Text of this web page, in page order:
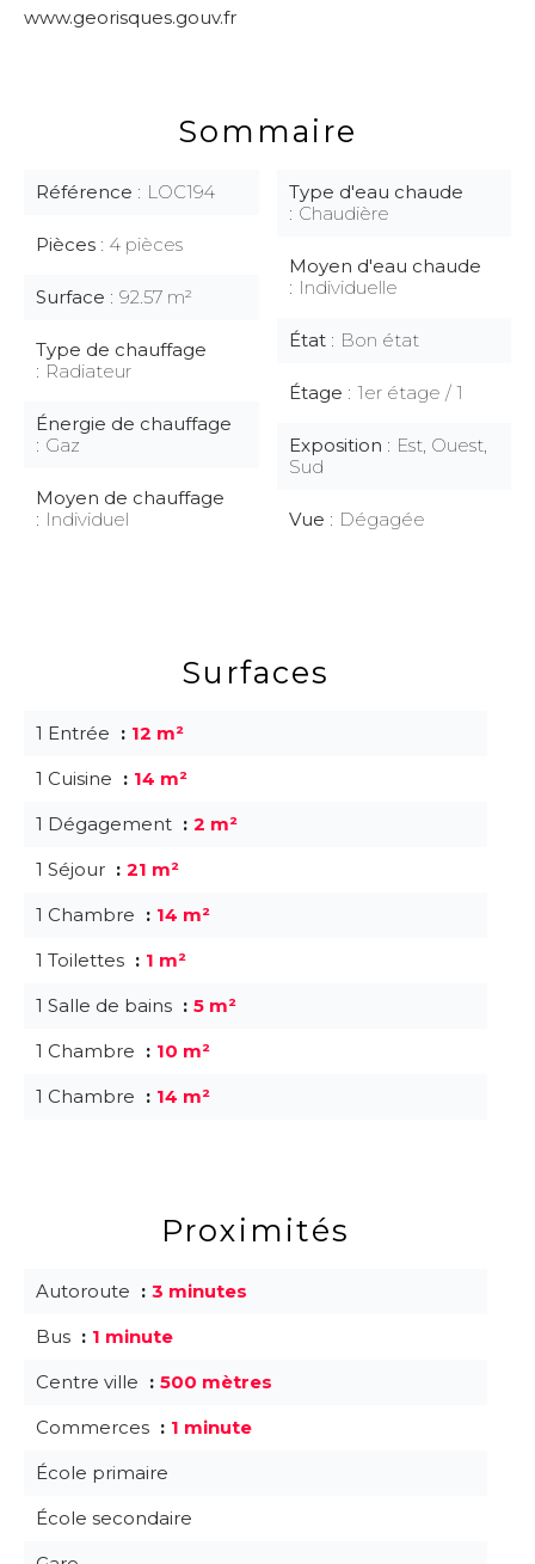
www.georisques.gouv.fr
Sommaire
Référence LOC194
Pièces 4 pièces
Surface 92.57 m²
Type de chauffage
Radiateur
Énergie de chauffage
Gaz
Moyen de chauffage
Individuel
Type d'eau chaude
Chaudière
Moyen d'eau chaude
Individuelle
État Bon état
Étage 1er étage / 1
Exposition
Est, Ouest,
Sud
Vue Dégagée
Surfaces
1 Entrée
12 m²
1 Cuisine
14 m²
1 Dégagement
2 m²
1 Séjour
21 m²
1 Chambre
14 m²
1 Toilettes
1 m²
1 Salle de bains
5 m²
1 Chambre
10 m²
1 Chambre
14 m²
Proximités
Autoroute
3 minutes
Bus
1 minute
Centre ville
500 mètres
Commerces
1 minute
École primaire
École secondaire